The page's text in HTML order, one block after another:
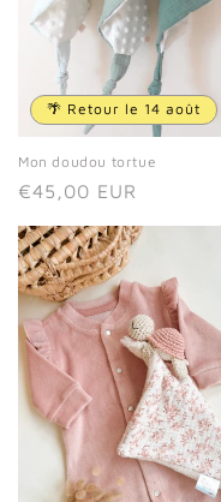
🌴 Retour le 14 août
Mon doudou tortue
Prix
€45,00 EUR